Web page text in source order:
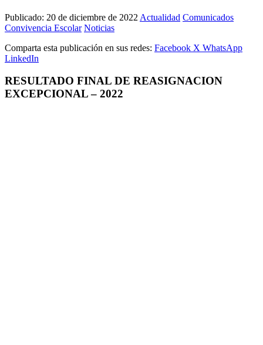
Publicado: 20 de diciembre de 2022 Actualidad Comunicados
Convivencia Escolar Noticias
Comparta esta publicación en sus redes: Facebook X WhatsApp
LinkedIn
RESULTADO FINAL DE REASIGNACION
EXCEPCIONAL – 2022